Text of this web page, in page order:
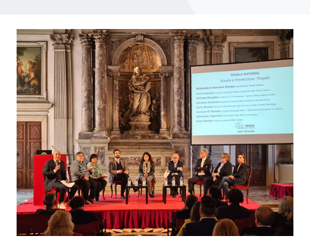
Forum della prevenzione “Made in Inail”,